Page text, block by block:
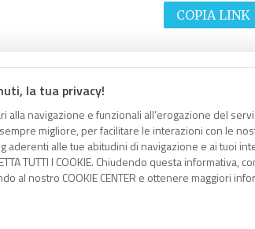
la tua privacy!
alla navigazione e funzionali all’erogazione del
migliore, per facilitare le interazioni con le
alle tue abitudini di navigazione e ai tuoi
TUTTI I COOKIE. Chiudendo questa informativa,
al nostro COOKIE CENTER e ottenere maggiori
COPIA LINK
negli appunti.